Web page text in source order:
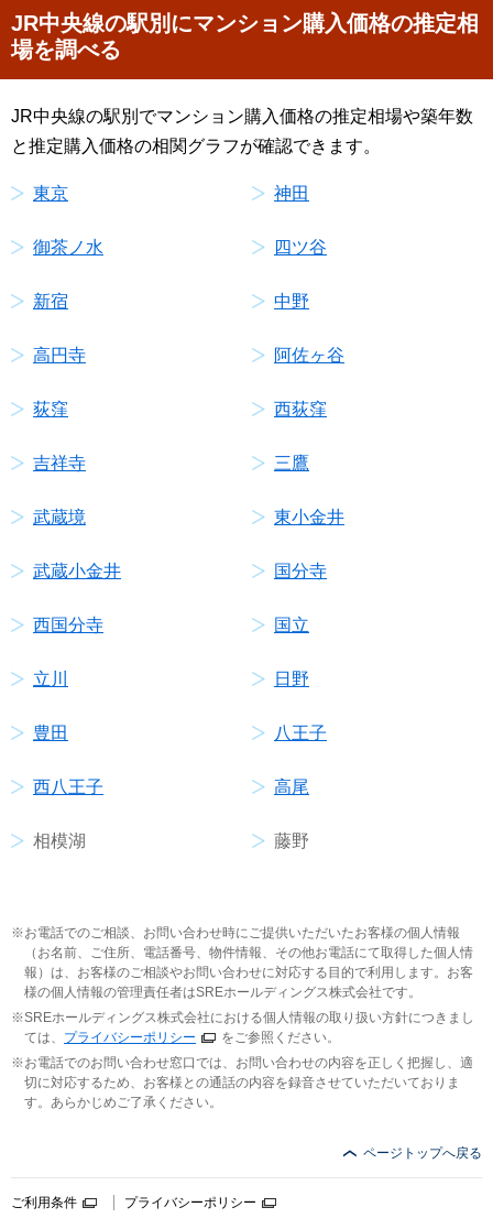
JR中央線の駅別にマンション購入価格の推定相
場を調べる
JR中央線の駅別でマンション購入価格の推定相場や築年数
と推定購入価格の相関グラフが確認できます。
東京 神田
御茶ノ水 四ツ谷
新宿 中野
高円寺 阿佐ヶ谷
荻窪 西荻窪
吉祥寺 三鷹
武蔵境 東小金井
武蔵小金井 国分寺
西国分寺 国立
立川 日野
豊田 八王子
西八王子 高尾
相模湖 藤野
お電話でのご相談、お問い合わせ時にご提供いただいたお客様の個人情報
（お名前、ご住所、電話番号、物件情報、その他お電話にて取得した個人情
報）は、お客様のご相談やお問い合わせに対応する目的で利用します。お客
様の個人情報の管理責任者はSREホールディングス株式会社です。
SREホールディングス株式会社における個人情報の取り扱い方針につきまし
ては、 プライバシーポリシー
をご参照ください。
お電話でのお問い合わせ窓口では、お問い合わせの内容を正しく把握し、適
切に対応するため、お客様との通話の内容を録音させていただいておりま
す。あらかじめご了承ください。
ページトップへ戻る
ご利用条件 プライバシーポリシー